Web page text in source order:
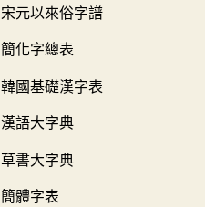
宋元以來俗字譜
簡化字總表
韓國基礎漢字表
漢語大字典
草書大字典
簡體字表